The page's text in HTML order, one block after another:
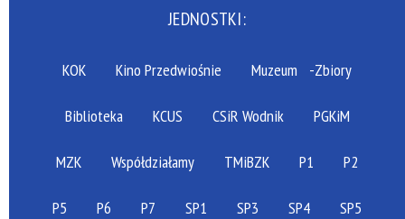
JEDNOSTKI:
KOK Kino Przedwiośnie Muzeum -Zbiory
Biblioteka KCUS CSiR Wodnik PGKiM
MZK Współdziałamy TMiBZK P1 P2
P5 P6 P7 SP1 SP3 SP4 SP5